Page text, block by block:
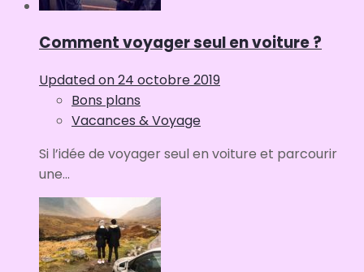
Comment voyager seul en voiture ?
Updated on24 octobre 2019
Bons plans
Vacances & Voyage
Si l’idée de voyager seul en voiture et parcourir
une...